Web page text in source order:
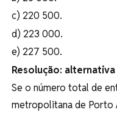
c) 220 500.
d) 223 000.
e) 227 500.
Resolução: alternativa
Se o número total de
metropolitana de Porto